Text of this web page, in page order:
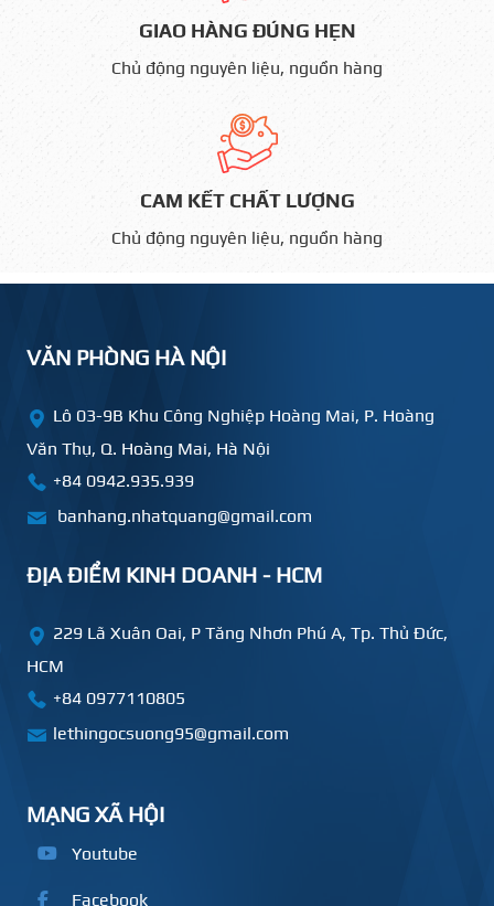
GIAO HÀNG ĐÚNG HẸN
Chủ động nguyên liệu, nguồn hàng
CAM KẾT CHẤT LƯỢNG
Chủ động nguyên liệu, nguồn hàng
VĂN PHÒNG HÀ NỘI
Lô 03-9B Khu Công Nghiệp Hoàng Mai, P. Hoàng
Văn Thụ, Q. Hoàng Mai, Hà Nội
+84 0942.935.939
banhang.nhatquang@gmail.com
ĐỊA ĐIỂM KINH DOANH - HCM
229 Lã Xuân Oai, P Tăng Nhơn Phú A, Tp. Thủ Đức,
HCM
+84 0977110805
lethingocsuong95@gmail.com
MẠNG XÃ HỘI
Youtube
Facebook